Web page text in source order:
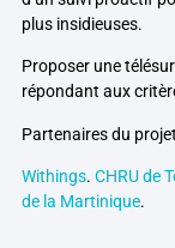
plus insidieuses.
Proposer une
répondant aux
Partenaires du
Withings. CHRU de
de la Martinique.